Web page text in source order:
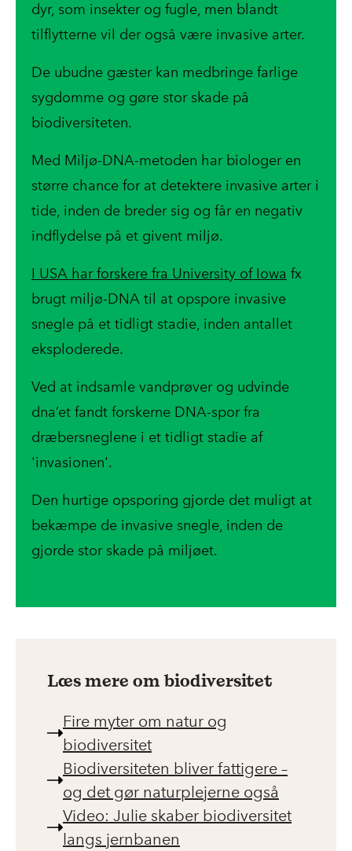
dyr, som insekter og fugle, men blandt
tilflytterne vil der også være invasive arter.
De ubudne gæster kan medbringe farlige
sygdomme og gøre stor skade på
biodiversiteten.
Med Miljø-DNA-metoden har biologer en
større chance for at detektere invasive arter i
tide, inden de breder sig og får en negativ
indflydelse på et givent miljø.
I USA har forskere fra University of Iowa fx
brugt miljø-DNA til at opspore invasive
snegle på et tidligt stadie, inden antallet
eksploderede.
Ved at indsamle vandprøver og udvinde
dna’et fandt forskerne DNA-spor fra
dræbersneglene i et tidligt stadie af
'invasionen'.
Den hurtige opsporing gjorde det muligt at
bekæmpe de invasive snegle, inden de
gjorde stor skade på miljøet.
Læs mere om biodiversitet
Fire myter om natur og
biodiversitet
Biodiversiteten bliver fattigere –
og det gør naturplejerne også
Video: Julie skaber biodiversitet
langs jernbanen